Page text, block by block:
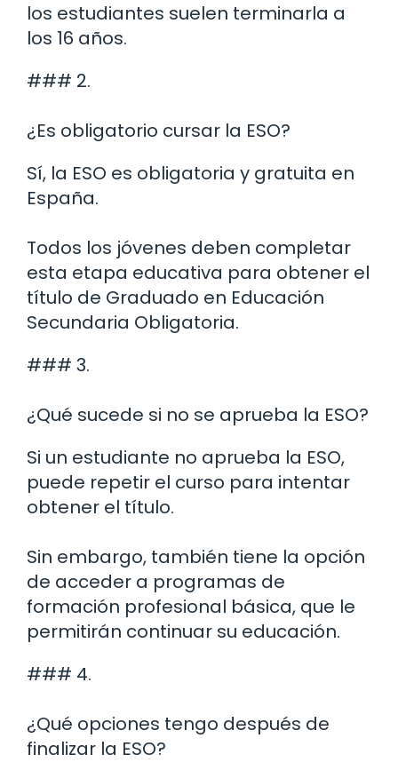
los estudiantes suelen terminarla a
los 16 años.
### 2.
¿Es obligatorio cursar la ESO?
Sí, la ESO es obligatoria y gratuita en
España.
Todos los jóvenes deben completar
esta etapa educativa para obtener el
título de Graduado en Educación
Secundaria Obligatoria.
### 3.
¿Qué sucede si no se aprueba la ESO?
Si un estudiante no aprueba la ESO,
puede repetir el curso para intentar
obtener el título.
Sin embargo, también tiene la opción
de acceder a programas de
formación profesional básica, que le
permitirán continuar su educación.
### 4.
¿Qué opciones tengo después de
finalizar la ESO?